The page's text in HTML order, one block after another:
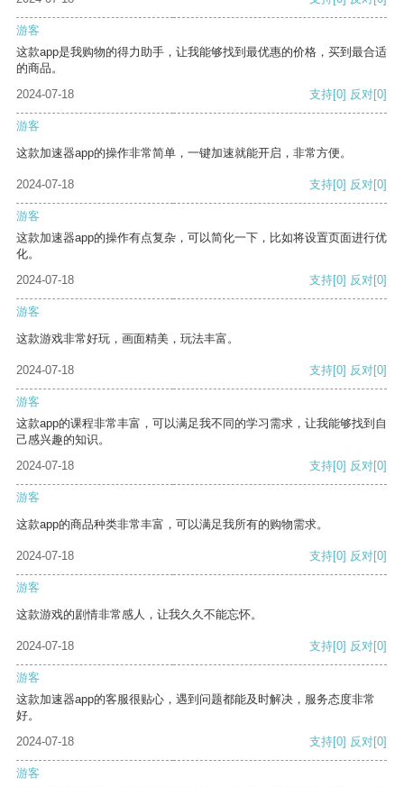
游客
这款app是我购物的得力助手，让我能够找到最优惠的价格，买到最合适
的商品。
2024-07-18
支持[0] 反对[0]
游客
这款加速器app的操作非常简单，一键加速就能开启，非常方便。
2024-07-18 支持[0] 反对[0]
游客
这款加速器app的操作有点复杂，可以简化一下，比如将设置页面进行优
化。
2024-07-18
支持[0] 反对[0]
游客
这款游戏非常好玩，画面精美，玩法丰富。
2024-07-18 支持[0] 反对[0]
游客
这款app的课程非常丰富，可以满足我不同的学习需求，让我能够找到自
己感兴趣的知识。
2024-07-18
支持[0] 反对[0]
游客
这款app的商品种类非常丰富，可以满足我所有的购物需求。
2024-07-18 支持[0] 反对[0]
游客
这款游戏的剧情非常感人，让我久久不能忘怀。
2024-07-18 支持[0] 反对[0]
游客
这款加速器app的客服很贴心，遇到问题都能及时解决，服务态度非常
好。
2024-07-18
支持[0] 反对[0]
游客